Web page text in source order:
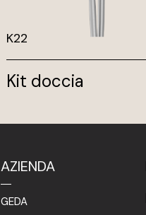
K22
Kit doccia
AZIENDA
GEDA